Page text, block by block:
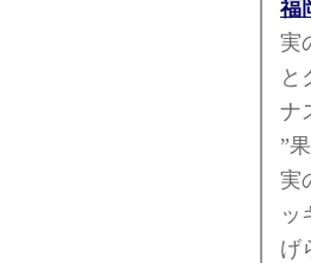
福
実
とクチ
ナ
”
実の
ッ
げ